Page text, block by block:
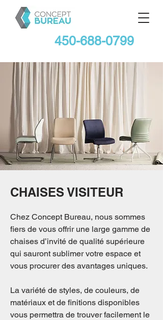
450-688-0799
CHAISES VISITEUR
Chez Concept Bureau, nous sommes
fiers de vous offrir une large gamme de
chaises d’invité de qualité supérieure
qui sauront sublimer votre espace et
vous procurer des avantages uniques.
La variété de styles, de couleurs, de
matériaux et de finitions disponibles
vous permettra de trouver facilement le